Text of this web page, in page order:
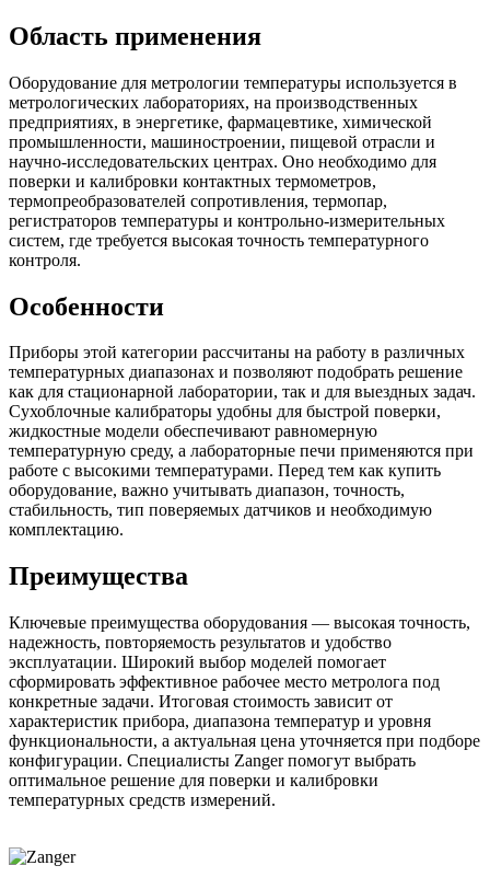
Область применения
Оборудование для метрологии температуры используется в
метрологических лабораториях, на производственных
предприятиях, в энергетике, фармацевтике, химической
промышленности, машиностроении, пищевой отрасли и
научно-исследовательских центрах. Оно необходимо для
поверки и калибровки контактных термометров,
термопреобразователей сопротивления, термопар,
регистраторов температуры и контрольно-измерительных
систем, где требуется высокая точность температурного
контроля.
Особенности
Приборы этой категории рассчитаны на работу в различных
температурных диапазонах и позволяют подобрать решение
как для стационарной лаборатории, так и для выездных задач.
Сухоблочные калибраторы удобны для быстрой поверки,
жидкостные модели обеспечивают равномерную
температурную среду, а лабораторные печи применяются при
работе с высокими температурами. Перед тем как купить
оборудование, важно учитывать диапазон, точность,
стабильность, тип поверяемых датчиков и необходимую
комплектацию.
Преимущества
Ключевые преимущества оборудования — высокая точность,
надежность, повторяемость результатов и удобство
эксплуатации. Широкий выбор моделей помогает
сформировать эффективное рабочее место метролога под
конкретные задачи. Итоговая стоимость зависит от
характеристик прибора, диапазона температур и уровня
функциональности, а актуальная цена уточняется при подборе
конфигурации. Специалисты Zanger помогут выбрать
оптимальное решение для поверки и калибровки
температурных средств измерений.